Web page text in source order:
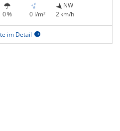
0 % 0 l/m²
NW
2 km/h
im Detail